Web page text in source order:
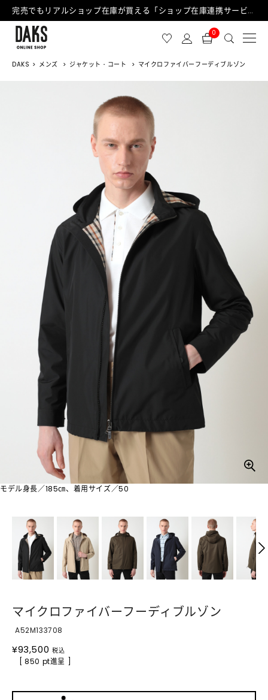
完売でもリアルショップ在庫が買える「ショップ在庫連携サービス」が日中もご利用可能になりました！
0
DAKS メンズ ジャケット・コート マイクロファイバーフーディブルゾン
モデル身長／185㎝、着用サイズ／50
マイクロファイバーフーディブルゾン
A52M133708
¥93,500 税込
[ 850 pt進呈 ]